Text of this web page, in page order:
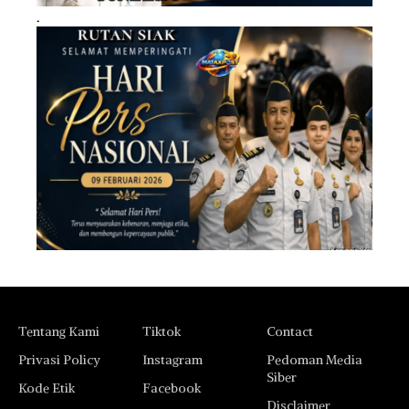
.
Tentang Kami
Privasi Policy
Kode Etik
Tiktok
Instagram
Facebook
Contact
Pedoman Media
Siber